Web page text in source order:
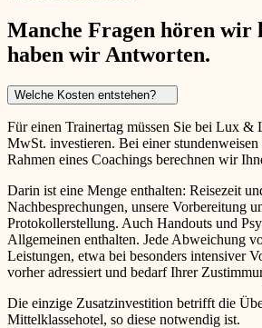
Manche Fragen hören wir
haben wir Antworten.
Welche Kosten entstehen?
Für einen Trainertag müssen Sie bei Lux &
MwSt. investieren. Bei einer
Rahmen eines Coachings berechnen wir
Darin ist eine Menge enthalten: Reisezeit
Nachbesprechungen, unsere Vorbereitung
Protokollerstellung. Auch Handouts und
Allgemeinen enthalten. Jede Abweichung
Leistungen, etwa bei besonders intensiver
vorher adressiert und bedarf Ihrer
Die einzige Zusatzinvestition betrifft die
Mittelklassehotel, so diese notwendig ist.